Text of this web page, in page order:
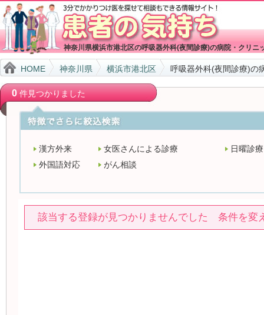
神奈川県横浜市港北区の呼吸器外科(夜間診療)の病院・クリニ
HOME 神奈川県 横浜市港北区 呼吸器外科(夜間診療)の
0件見つかりました
漢方外来 女医さんによる診療
日曜診療
外国語対応
がん相談
該当する登録が見つかりませんでした 条件を